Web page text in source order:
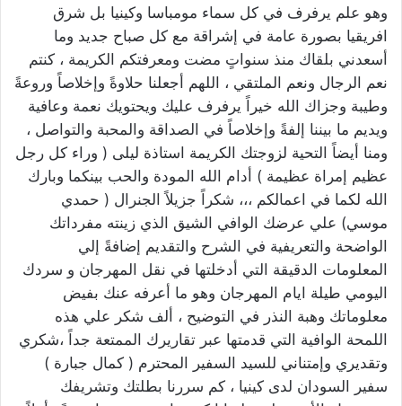
وهو علم يرفرف في كل سماء مومباسا وكينيا بل شرق
افريقيا بصورة عامة في إشراقة مع كل صباح جديد وما
أسعدني بلقاك منذ سنواتٍ مضت ومعرفتكم الكريمة ، كنتم
نعم الرجال ونعم الملتقي ، اللهم أجعلنا حلاوةً وإخلاصاً وروعةً
وطيبة وجزاك الله خيراً يرفرف عليك ويحتويك نعمة وعافية
ويديم ما بيننا إلفةً وإخلاصاً في الصداقة والمحبة والتواصل ،
ومنا أيضاً التحية لزوجتك الكريمة استاذة ليلى ( وراء كل رجل
عظيم إمراة عظيمة ) أدام الله المودة والحب بينكما وبارك
الله لكما في اعمالكم ،،، شكراً جزيلاً الجنرال ( حمدي
موسي) علي عرضك الوافي الشيق الذي زينته مفرداتك
الواضحة والتعريفية في الشرح والتقديم إضافةً إلي
المعلومات الدقيقة التي أدخلتها في نقل المهرجان و سردك
اليومي طيلة ايام المهرجان وهو ما أعرفه عنك بفيض
معلوماتك وهبة النذر في التوضيح ، ألف شكر علي هذه
اللمحة الوافية التي قدمتها عبر تقاريرك الممتعة جداً ،شكري
وتقديري وإمتناني للسيد السفير المحترم ( كمال جبارة )
سفير السودان لدى كينيا ، كم سررنا بطلتك وتشريفك